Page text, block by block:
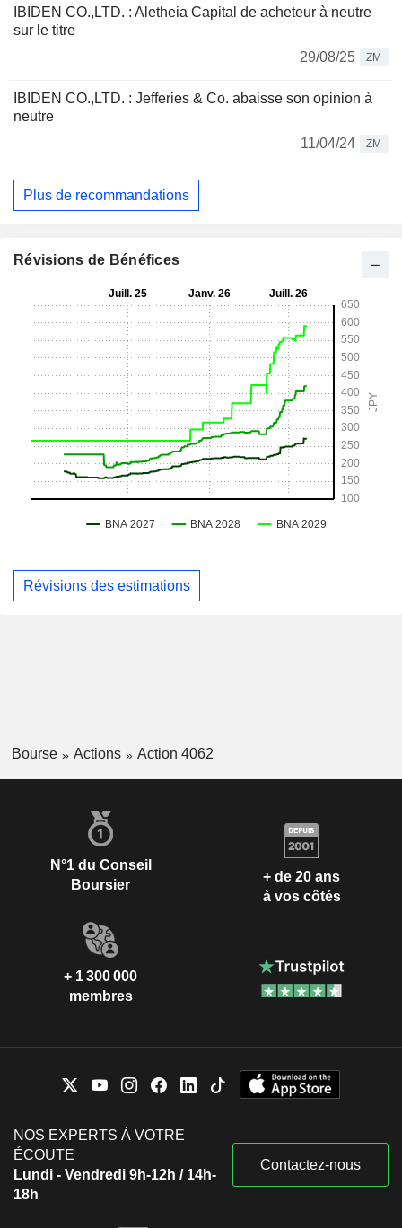
IBIDEN CO.,LTD. : Aletheia Capital de acheteur à neutre
sur le titre
29/08/25
ZM
IBIDEN CO.,LTD. : Jefferies & Co. abaisse son opinion à
neutre
11/04/24
ZM
Plus de recommandations
Révisions de Bénéfices
Révisions des estimations
Bourse Actions Action 4062
N°1 du Conseil
Boursier
+ de 20 ans
à vos côtés
+ 1 300 000
membres
NOS EXPERTS À VOTRE
ÉCOUTE
Lundi - Vendredi 9h-12h / 14h-
18h
Contactez-nous